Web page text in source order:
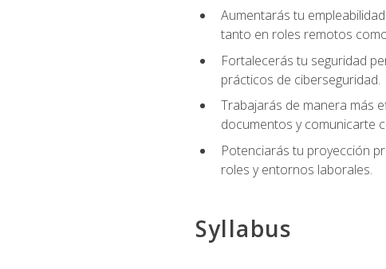
Aumentarás tu
tanto en roles remotos
Fortalecerás tu seguridad
prácticos de ciberseguridad.
Trabajarás de manera más
documentos y comunicarte
Potenciarás tu proyección
roles y entornos laborales.
Syllabus